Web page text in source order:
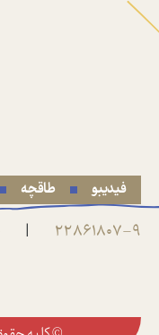
فیدیبو طاقچه
22861807-9
|